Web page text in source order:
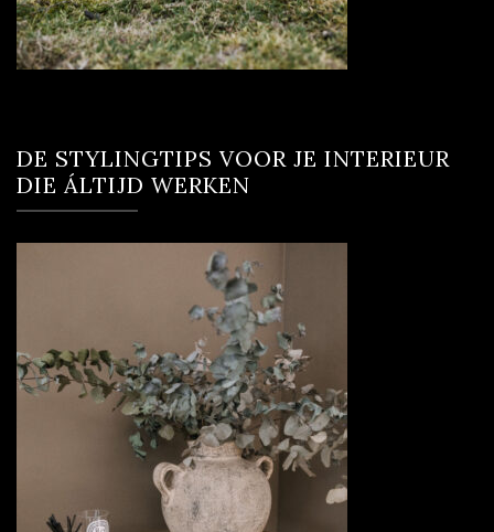
DE STYLINGTIPS VOOR JE INTERIEUR
DIE ÁLTIJD WERKEN